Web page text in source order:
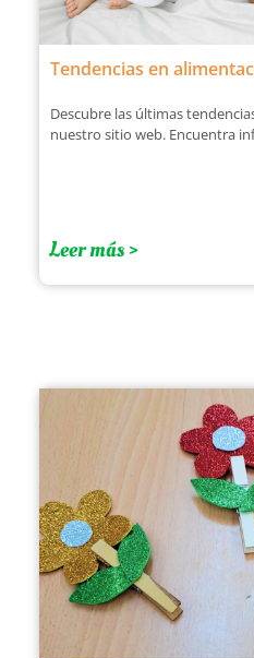
Tendencias en
Descubre las últimas
nuestro sitio web. Encuentra
Leer más >